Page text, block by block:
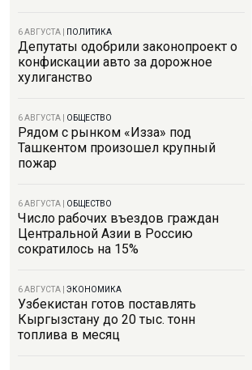
6 АВГУСТА ПОЛИТИКА
Депутаты одобрили законопроект о
конфискации авто за дорожное
хулиганство
6 АВГУСТА ОБЩЕСТВО
Рядом с рынком «Изза» под
Ташкентом произошел крупный
пожар
6 АВГУСТА ОБЩЕСТВО
Число рабочих въездов граждан
Центральной Азии в Россию
сократилось на 15%
6 АВГУСТА ЭКОНОМИКА
Узбекистан готов поставлять
Кыргызстану до 20 тыс. тонн
топлива в месяц